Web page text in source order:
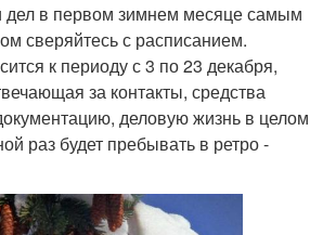
дел в первом зимнем месяце самым
сверяйтесь с расписанием.
к периоду с 3 по 23 декабря,
за контакты, средства
деловую жизнь в целом
раз будет пребывать в ретро -